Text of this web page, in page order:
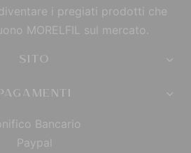
i pregiati prodotti che
MORELFIL sul mercato.
SITO
PAGAMENTI
Bancario
Paypal